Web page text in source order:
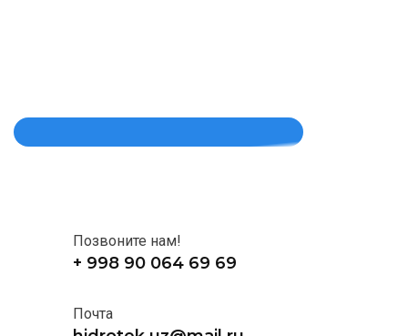
Позвоните нам!
+ 998 90 064 69 69
Почта